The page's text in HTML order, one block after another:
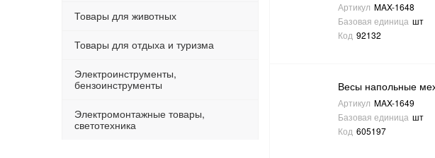
Товары для животных
Товары для отдыха и туризма
Электроинструменты,
бензоинструменты
Электромонтажные товары,
светотехника
Артикул MAX-1648
Базовая единица шт
Код 92132
Весы напольные
Артикул MAX-1649
Базовая единица шт
Код 605197